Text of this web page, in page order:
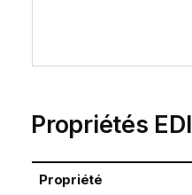
Propriétés EDI
Propriété